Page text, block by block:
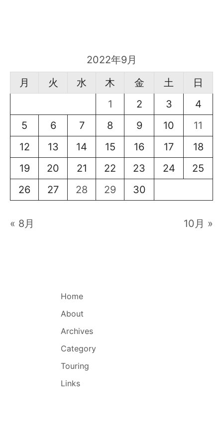
2022年9月
月
火 水 木 金 土
日
1
2 3
4
5
6 7 8 9 10
11
12
13 14 15 16 17
18
19
20 21 22 23 24
25
26
27 28 29 30
« 8月 10月 »
Home
About
Archives
Category
Touring
Links